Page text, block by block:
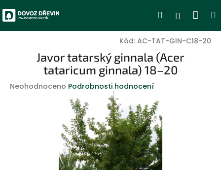
na
obsah
Hledat
Kód: AC-TAT-GIN-C18-20
Javor tatarský ginnala (Acer
tataricum ginnala) 18–20
Průměrné
Neohodnoceno Podrobnosti hodnocení